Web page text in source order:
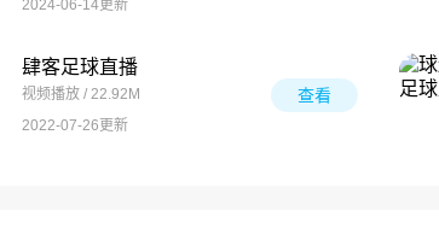
2024-06-14更新
肆客足球直播
视频播放 / 22.92M
2022-07-26更新
查看